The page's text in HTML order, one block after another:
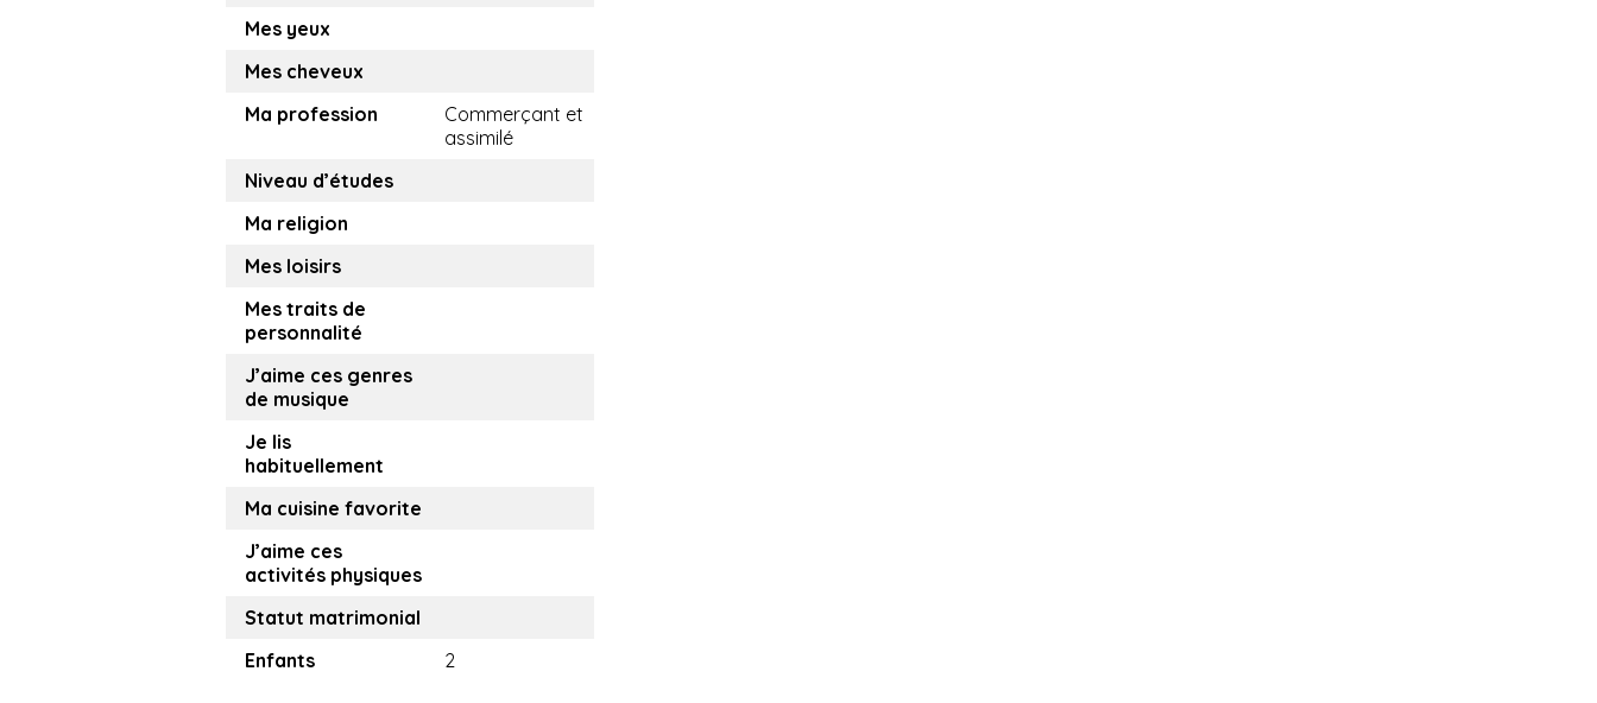
Mes yeux
Mes cheveux
Ma profession
Commerçant et
assimilé
Niveau d’études
Ma religion
Mes loisirs
Mes traits de
personnalité
J’aime ces genres
de musique
Je lis
habituellement
Ma cuisine favorite
J’aime ces
activités physiques
Statut matrimonial
Enfants
2